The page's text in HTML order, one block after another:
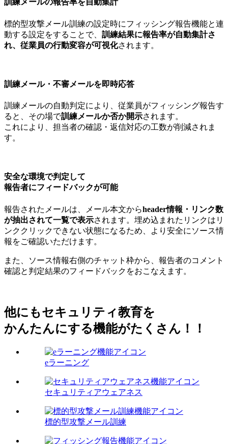
訓練メールの報告率を自動集計
標的型攻撃メール訓練の設定時にフィッシング報告機能と連
動する設定をすることで、 訓練結果に報告率が自動集計さ
れ、従業員の行動変容が可視化されます。
訓練メール・不審メールを即時応答
訓練メールの自動判定により、従業員がフィッシング報告す
ると、その場で訓練メールか否か開示されます。
これにより、担当者の確認・返信対応の工数が削減されま
す。
安全な環境で判定して
報告者にフィードバックが可能
報告されたメールは、メール本文からheader情報・リンク数
が抽出されて一覧で表示されます。埋め込まれたリンクはリ
ンククリックできない状態になるため、より安全にソース情
報をご確認いただけます。
また、ソース情報右側のチャット枠から、報告者のコメント
確認と判定結果のフィードバックをおこなえます。
他にもセキュリティ教育を
かんたんにする機能がたくさん！！
eラーニング
セキュリティアウェアネス
標的型攻撃メール訓練